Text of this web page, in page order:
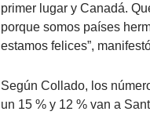
primer lugar y Canadá.
porque somos países
estamos felices”,
Según Collado, los
un 15 % y 12 % van a